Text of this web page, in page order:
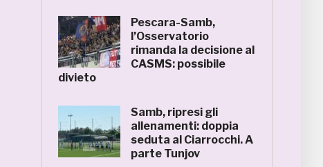
Pescara-Samb,
l’Osservatorio
rimanda la decisione al
CASMS: possibile
divieto
Samb, ripresi gli
allenamenti: doppia
seduta al Ciarrocchi. A
parte Tunjov